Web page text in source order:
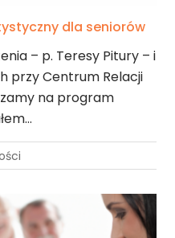
dla seniorów
– p. Teresy Pitury – i
przy Centrum Relacji
na program